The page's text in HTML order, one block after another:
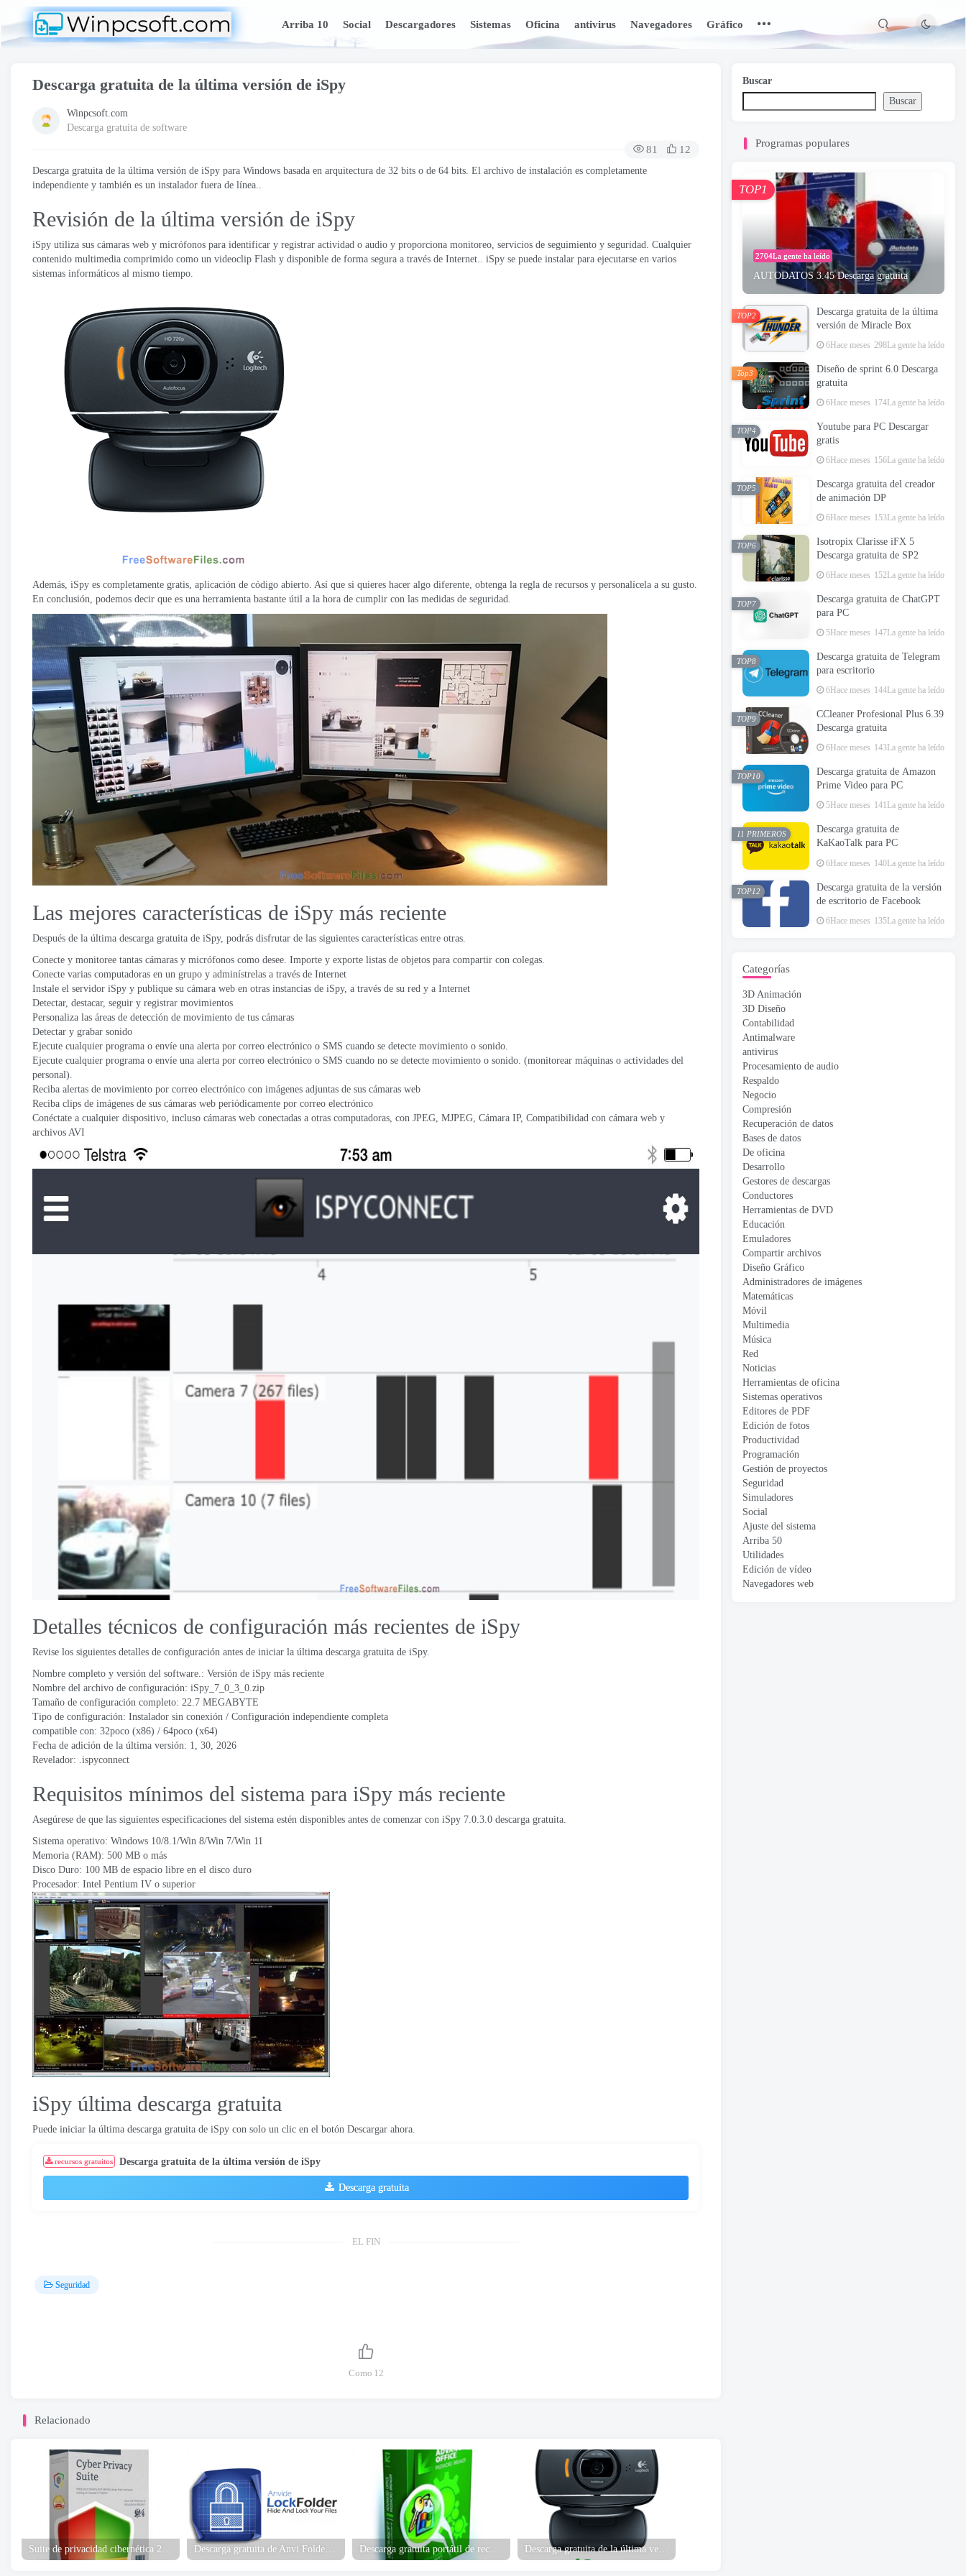
Arriba 10 Social Descargadores Sistemas Oficina antivirus Navegadores Gráfico
Descarga gratuita de la última versión de iSpy
Winpcsoft.com
Descarga gratuita de software
81 12
Descarga gratuita de la última versión de iSpy para Windows basada en arquitectura de 32 bits o de 64 bits. El archivo de instalación es completamente
independiente y también es un instalador fuera de línea..
Revisión de la última versión de iSpy
iSpy utiliza sus cámaras web y micrófonos para identificar y registrar actividad o audio y proporciona monitoreo, servicios de seguimiento y seguridad. Cualquier
contenido multimedia comprimido como un videoclip Flash y disponible de forma segura a través de Internet.. iSpy se puede instalar para ejecutarse en varios
sistemas informáticos al mismo tiempo.
Además, iSpy es completamente gratis, aplicación de código abierto. Así que si quieres hacer algo diferente, obtenga la regla de recursos y personalícela a su gusto.
En conclusión, podemos decir que es una herramienta bastante útil a la hora de cumplir con las medidas de seguridad.
Las mejores características de iSpy más reciente
Después de la última descarga gratuita de iSpy, podrás disfrutar de las siguientes características entre otras.
Conecte y monitoree tantas cámaras y micrófonos como desee. Importe y exporte listas de objetos para compartir con colegas.
Conecte varias computadoras en un grupo y adminístrelas a través de Internet
Instale el servidor iSpy y publique su cámara web en otras instancias de iSpy, a través de su red y a Internet
Detectar, destacar, seguir y registrar movimientos
Personaliza las áreas de detección de movimiento de tus cámaras
Detectar y grabar sonido
Ejecute cualquier programa o envíe una alerta por correo electrónico o SMS cuando se detecte movimiento o sonido.
Ejecute cualquier programa o envíe una alerta por correo electrónico o SMS cuando no se detecte movimiento o sonido. (monitorear máquinas o actividades del
personal).
Reciba alertas de movimiento por correo electrónico con imágenes adjuntas de sus cámaras web
Reciba clips de imágenes de sus cámaras web periódicamente por correo electrónico
Conéctate a cualquier dispositivo, incluso cámaras web conectadas a otras computadoras, con JPEG, MJPEG, Cámara IP, Compatibilidad con cámara web y
archivos AVI
Detalles técnicos de configuración más recientes de iSpy
Revise los siguientes detalles de configuración antes de iniciar la última descarga gratuita de iSpy.
Nombre completo y versión del software.: Versión de iSpy más reciente
Nombre del archivo de configuración: iSpy_7_0_3_0.zip
Tamaño de configuración completo: 22.7 MEGABYTE
Tipo de configuración: Instalador sin conexión / Configuración independiente completa
compatible con: 32poco (x86) / 64poco (x64)
Fecha de adición de la última versión: 1, 30, 2026
Revelador: .ispyconnect
Requisitos mínimos del sistema para iSpy más reciente
Asegúrese de que las siguientes especificaciones del sistema estén disponibles antes de comenzar con iSpy 7.0.3.0 descarga gratuita.
Sistema operativo: Windows 10/8.1/Win 8/Win 7/Win 11
Memoria (RAM): 500 MB o más
Disco Duro: 100 MB de espacio libre en el disco duro
Procesador: Intel Pentium IV o superior
iSpy última descarga gratuita
Puede iniciar la última descarga gratuita de iSpy con solo un clic en el botón Descargar ahora.
recursos gratuitos Descarga gratuita de la última versión de iSpy
Descarga gratuita
EL FIN
Seguridad
Como 12
Relacionado
Buscar
Buscar
Programas populares
2704La gente ha leído
AUTODATOS 3.45 Descarga gratuita
TOP1
Descarga gratuita de la última
versión de Miracle Box
6Hace meses 298La gente ha leído
TOP2
Diseño de sprint 6.0 Descarga
gratuita
6Hace meses 174La gente ha leído
Top3
Youtube para PC Descargar
gratis
6Hace meses 156La gente ha leído
TOP4
Descarga gratuita del creador
de animación DP
6Hace meses 153La gente ha leído
TOP5
Isotropix Clarisse iFX 5
Descarga gratuita de SP2
6Hace meses 152La gente ha leído
TOP6
Descarga gratuita de ChatGPT
para PC
5Hace meses 147La gente ha leído
TOP7
Descarga gratuita de Telegram
para escritorio
6Hace meses 144La gente ha leído
TOP8
CCleaner Profesional Plus 6.39
Descarga gratuita
6Hace meses 143La gente ha leído
TOP9
Descarga gratuita de Amazon
Prime Video para PC
5Hace meses 141La gente ha leído
TOP10
Descarga gratuita de
KaKaoTalk para PC
6Hace meses 140La gente ha leído
11 PRIMEROS
Descarga gratuita de la versión
de escritorio de Facebook
6Hace meses 135La gente ha leído
TOP12
Categorías
3D Animación
3D Diseño
Contabilidad
Antimalware
antivirus
Procesamiento de audio
Respaldo
Negocio
Compresión
Recuperación de datos
Bases de datos
De oficina
Desarrollo
Gestores de descargas
Conductores
Herramientas de DVD
Educación
Emuladores
Compartir archivos
Diseño Gráfico
Administradores de imágenes
Matemáticas
Móvil
Multimedia
Música
Red
Noticias
Herramientas de oficina
Sistemas operativos
Editores de PDF
Edición de fotos
Productividad
Programación
Gestión de proyectos
Seguridad
Simuladores
Social
Ajuste del sistema
Arriba 50
Utilidades
Edición de vídeo
Navegadores web